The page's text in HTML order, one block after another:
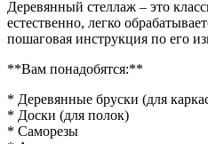
Деревянный стеллаж – это
естественно, легко
пошаговая инструкция по его
**Вам понадобятся:**
* Деревянные бруски (для
* Доски (для полок)
* Саморезы